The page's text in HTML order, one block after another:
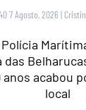
7 Agosto, 2026 |
Polícia
das
acabou
local